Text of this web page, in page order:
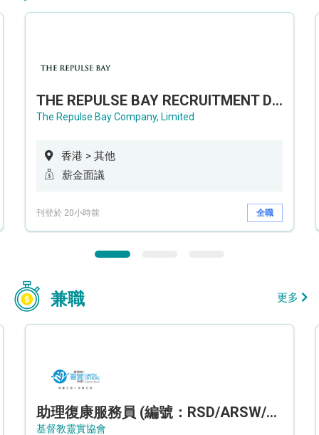
THE REPULSE BAY RECRUITMENT DAY 淺水灣影灣園人才招聘會
The Repulse Bay Company, Limited
香港 > 其他
薪金面議
刊登於 20小時前 全職
兼職 更多
助理復康服務員 (編號：RSD/ARSW/CTE)
基督教靈實協會